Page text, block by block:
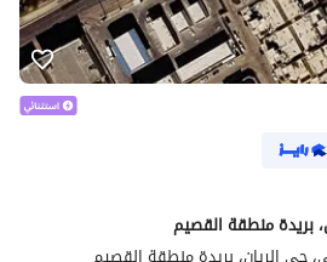
بريدة منطقة القصيم